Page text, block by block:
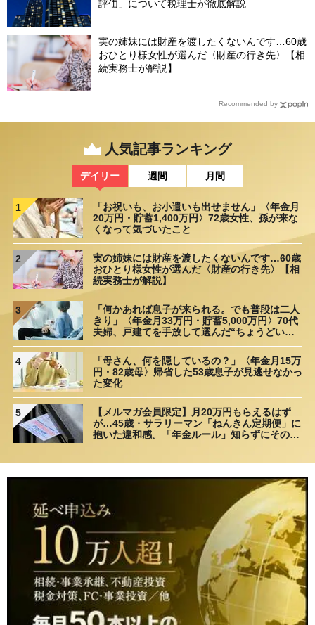
評価」について税理士が徹底解説
実の姉妹には財産を渡したくないんです…60歳
おひとり様女性が選んだ〈財産の行き先〉【相
続実務士が解説】
Recommended by
人気記事ランキング
デイリー 週間 月間
1
「お祝いも、お小遣いも出せません」〈年金月
20万円・貯蓄1,400万円〉72歳女性、孫が来な
くなって気づいたこと
2
実の姉妹には財産を渡したくないんです…60歳
おひとり様女性が選んだ〈財産の行き先〉【相
続実務士が解説】
3
「何かあれば息子が来られる。でも普段は二人
きり」〈年金月33万円・貯蓄5,000万円〉70代
夫婦、戸建てを手放して選んだ“ちょうどいい
4
「母さん、何を隠しているの？」〈年金月15万
円・82歳母〉帰省した53歳息子が見逃せなかっ
た変化
5
【メルマガ会員限定】月20万円もらえるはず
が…45歳・サラリーマン「ねんきん定期便」に
抱いた違和感。「年金ルール」知らずにそのま